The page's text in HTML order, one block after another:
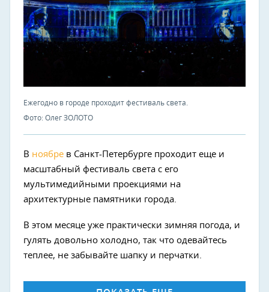
Ежегодно в городе проходит фестиваль света.
Фото: Олег ЗОЛОТО
В ноябре в Санкт-Петербурге проходит еще и
масштабный фестиваль света с его
мультимедийными проекциями на
архитектурные памятники города.
В этом месяце уже практически зимняя погода, и
гулять довольно холодно, так что одевайтесь
теплее, не забывайте шапку и перчатки.